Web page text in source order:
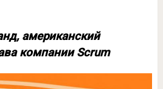
американский
компании Scrum